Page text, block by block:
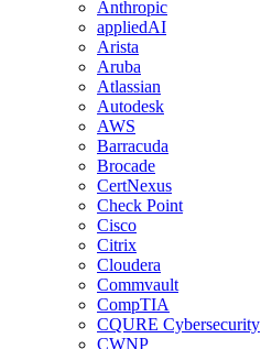
Anthropic
appliedAI
Arista
Aruba
Atlassian
Autodesk
AWS
Barracuda
Brocade
CertNexus
Check Point
Cisco
Citrix
Cloudera
Commvault
CompTIA
CQURE Cybersecurity
CWNP